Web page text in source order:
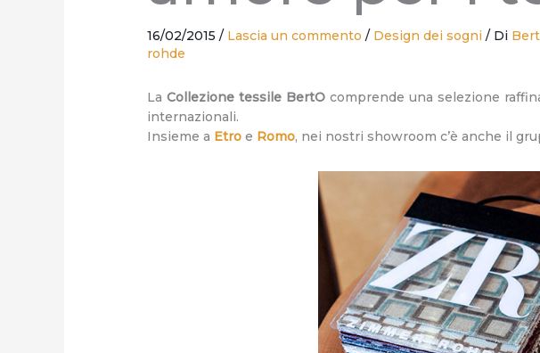
16/02/2015/ Lascia un commento / Design dei sogni / Di
rohde
LaCollezione tessile BertO comprende una selezione
internazionali.
Insieme a Etro e Romo, nei nostri showroom c’è anche il